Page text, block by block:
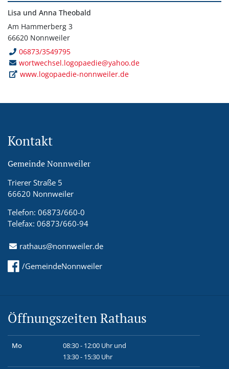
Lisa und Anna Theobald
Am Hammerberg 3
66620 Nonnweiler
06873/3549795
wortwechsel.logopaedie@yahoo.de
www.logopaedie-nonnweiler.de
Kontakt
Gemeinde Nonnweiler
Trierer Straße 5
66620 Nonnweiler
Telefon: 06873/660-0
Telefax: 06873/660-94
rathaus@nonnweiler.de
/GemeindeNonnweiler
Öffnungszeiten Rathaus
Mo
08:30 - 12:00 Uhr und
13:30 - 15:30 Uhr